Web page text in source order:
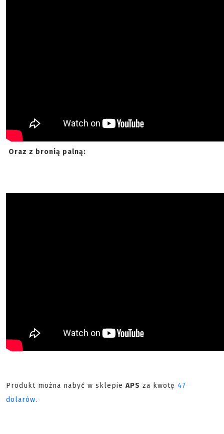
Oraz z bronią palną:
Produkt można nabyć w sklepie APS za kwotę 47
dolarów.